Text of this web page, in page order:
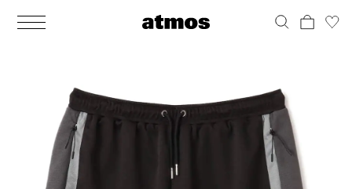
MEN
ウェア
バッグ
シューズ
スニーカー
ブーツ
サンダル
ウェア
トップス
アウター
パンツ
バッグ
バックパック / リュック
ショルダー / メッセンジャーバッグ
トート / エコバッグ
アクセサリー
ポーチ / ウォレット
グッズ / アクセサリー
その他
シューケア / グッズ
おもちゃ / フィギュア
その他
WOMENS
ウェア
バッグ
シューズ
スニーカー
ブーツ
サンダル / パンプス
ウェア
トップス
アウター
パンツ
バッグ
バックパック / リュック
ショルダー / メッセンジャーバッグ
トート / エコバッグ
アクセサリー
ポーチ / ウォレット
グッズ / アクセサリー
その他
シューケア / グッズ
おもちゃ / フィギュア
その他
1 7